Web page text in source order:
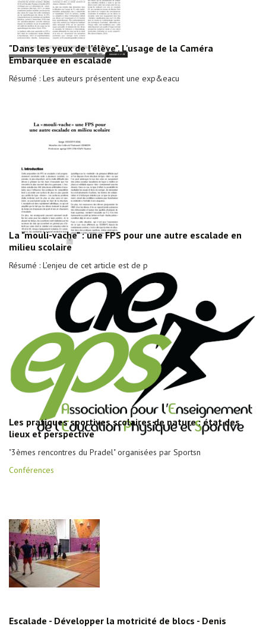
"Dans les yeux de l'élève". L'usage de la Caméra
Embarquée en escalade
Résumé : Les auteurs présentent une exp&eacu
La "mouli-vache" : une FPS pour une autre escalade en
milieu scolaire
Résumé : L’enjeu de cet article est de p
Les pratiques sportives scolaires de nature : état des
lieux et perspective
"3èmes rencontres du Pradel" organisées par Sportsn
Conférences
Escalade - Développer la motricité de blocs - Denis